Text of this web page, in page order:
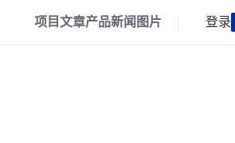
项目文章产品新闻 图片 登录